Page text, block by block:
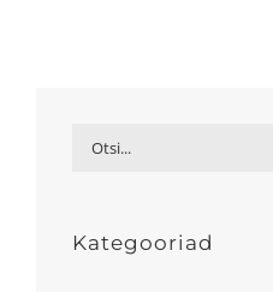
Kategooriad